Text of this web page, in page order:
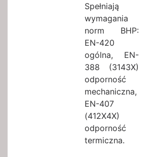
Spełniają
wymagania
norm BHP:
EN-420
ogólna, EN-
388 (3143X)
odporność
mechaniczna,
EN-407
(412X4X)
odporność
termiczna.